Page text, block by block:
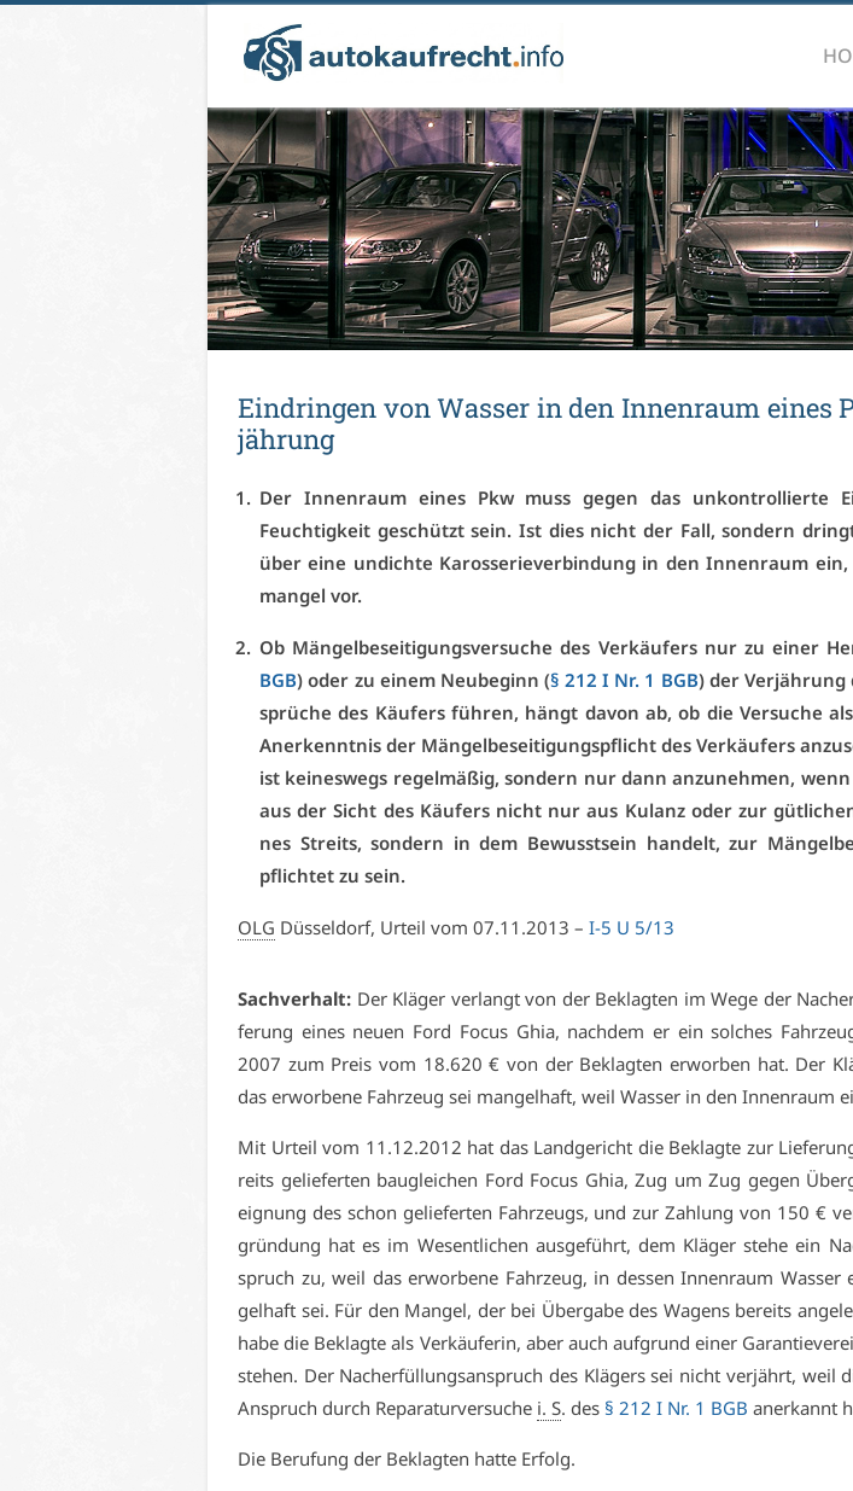
Ein­drin­gen von Was­ser in den In­nen­raum ei­nes
jäh­rung
Der In­nen­raum ei­nes Pkw muss ge­gen das un­kon­trol­lier­te
Feuch­tig­keit ge­schützt sein. Ist dies nicht der Fall, son­dern
über ei­ne un­dich­te Ka­ros­se­rie­ver­bin­dung in den In­nen­raum
man­gel vor.
Ob Män­gel­be­sei­ti­gungs­ver­su­che des Ver­käu­fers nur zu ei­ner
BGB) oder zu ei­nem Neu­be­ginn (§ 212 I Nr. 1 BGB) der
sprü­che des Käu­fers füh­ren, hängt da­von ab, ob die Ver­su­che
An­er­kennt­nis der Män­gel­be­sei­ti­gungs­pflicht des Ver­käu­fers
ist kei­nes­wegs re­gel­mä­ßig, son­dern nur dann an­zu­neh­men,
aus der Sicht des Käu­fers nicht nur aus Ku­lanz oder zur
nes Streits, son­dern in dem Be­wusst­sein han­delt, zur
pflich­tet zu sein.
OLG Düs­sel­dorf, Ur­teil vom 07.11.2013 – I-5 U 5/13
Sach­ver­halt: Der Klä­ger ver­langt von der Be­klag­ten im We­ge der
fe­rung ei­nes neu­en Ford Fo­cus Ghia, nach­dem er ein sol­ches
2007 zum Preis vom 18.620 € von der Be­klag­ten er­wor­ben hat. Der
das er­wor­be­ne Fahr­zeug sei man­gel­haft, weil Was­ser in den In­nen­raum
Mit Ur­teil vom 11.12.2012 hat das Land­ge­richt die Be­klag­te zur
reits ge­lie­fer­ten bau­glei­chen Ford Fo­cus Ghia, Zug um Zug ge­gen
eig­nung des schon ge­lie­fer­ten Fahr­zeugs, und zur Zah­lung von 150 €
grün­dung hat es im We­sent­li­chen aus­ge­führt, dem Klä­ger ste­he ein
spruch zu, weil das er­wor­be­ne Fahr­zeug, in des­sen In­nen­raum
gel­haft sei. Für den Man­gel, der bei Über­ga­be des Wa­gens be­reits
ha­be die Be­klag­te als Ver­käu­fe­rin, aber auch auf­grund ei­ner
ste­hen. Der Nach­er­fül­lungs­an­spruch des Klä­gers sei nicht ver­jährt, weil
An­spruch durch Re­pa­ra­tur­ver­su­che i. S. des § 212 I Nr. 1 BGB an­er­kannt
Die Be­ru­fung der Be­klag­ten hat­te Er­folg.